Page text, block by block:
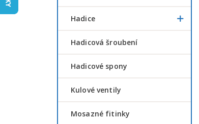
Hadice
Hadicová šroubení
Hadicové spony
Kulové ventily
Mosazné fitinky